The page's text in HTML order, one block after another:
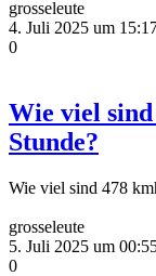
grosseleute
4. Juli 2025 um
0
Wie viel
Stunde?
Wie viel sind 478
grosseleute
5. Juli 2025 um
0